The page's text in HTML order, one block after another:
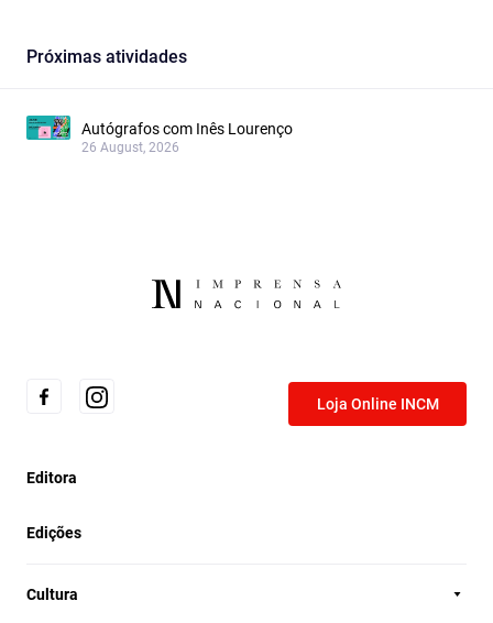
Próximas atividades
Autógrafos com Inês Lourenço
26 August, 2026
Loja Online INCM
Editora
Edições
Cultura